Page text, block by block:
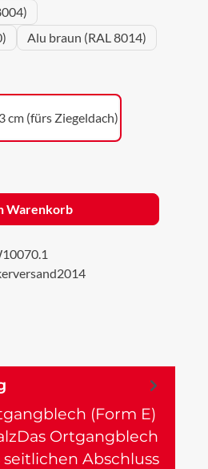
Alu braun (RAL 8014)
cm (fürs Ziegeldach)
Gib den gewünschten
Warenkorb
(Form E)
Ortgangblech
Abschluss